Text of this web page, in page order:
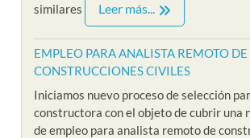
similares
Leer más...
EMPLEO PARA ANALISTA REMOTO DE
CONSTRUCCIONES CIVILES
Iniciamos nuevo proceso de selección
constructora con el objeto de cubrir una
de empleo para analista remoto de